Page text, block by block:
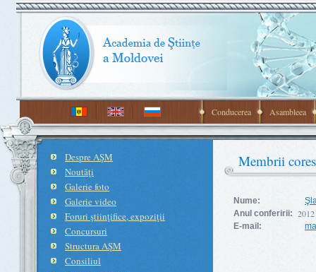
Conducerea Asambleea
Despre AŞM
Noutăţi
Galerie foto
Galerie video
Foruri ştiinţifice, expoziţii
Concursuri
Structura AŞM
Consiliul
Membrii
Nume:
Anul conferirii: 2012
E-mail: